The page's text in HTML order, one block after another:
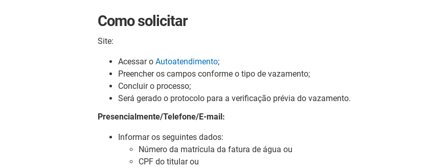
Como solicitar
Site:
Acessar o Autoatendimento;
Preencher os campos conforme o tipo de vazamento;
Concluir o processo;
Será gerado o protocolo para a verificação prévia do vazamento.
Presencialmente/Telefone/E-mail:
Informar os seguintes dados:
Número da matrícula da fatura de água ou
CPF do titular ou